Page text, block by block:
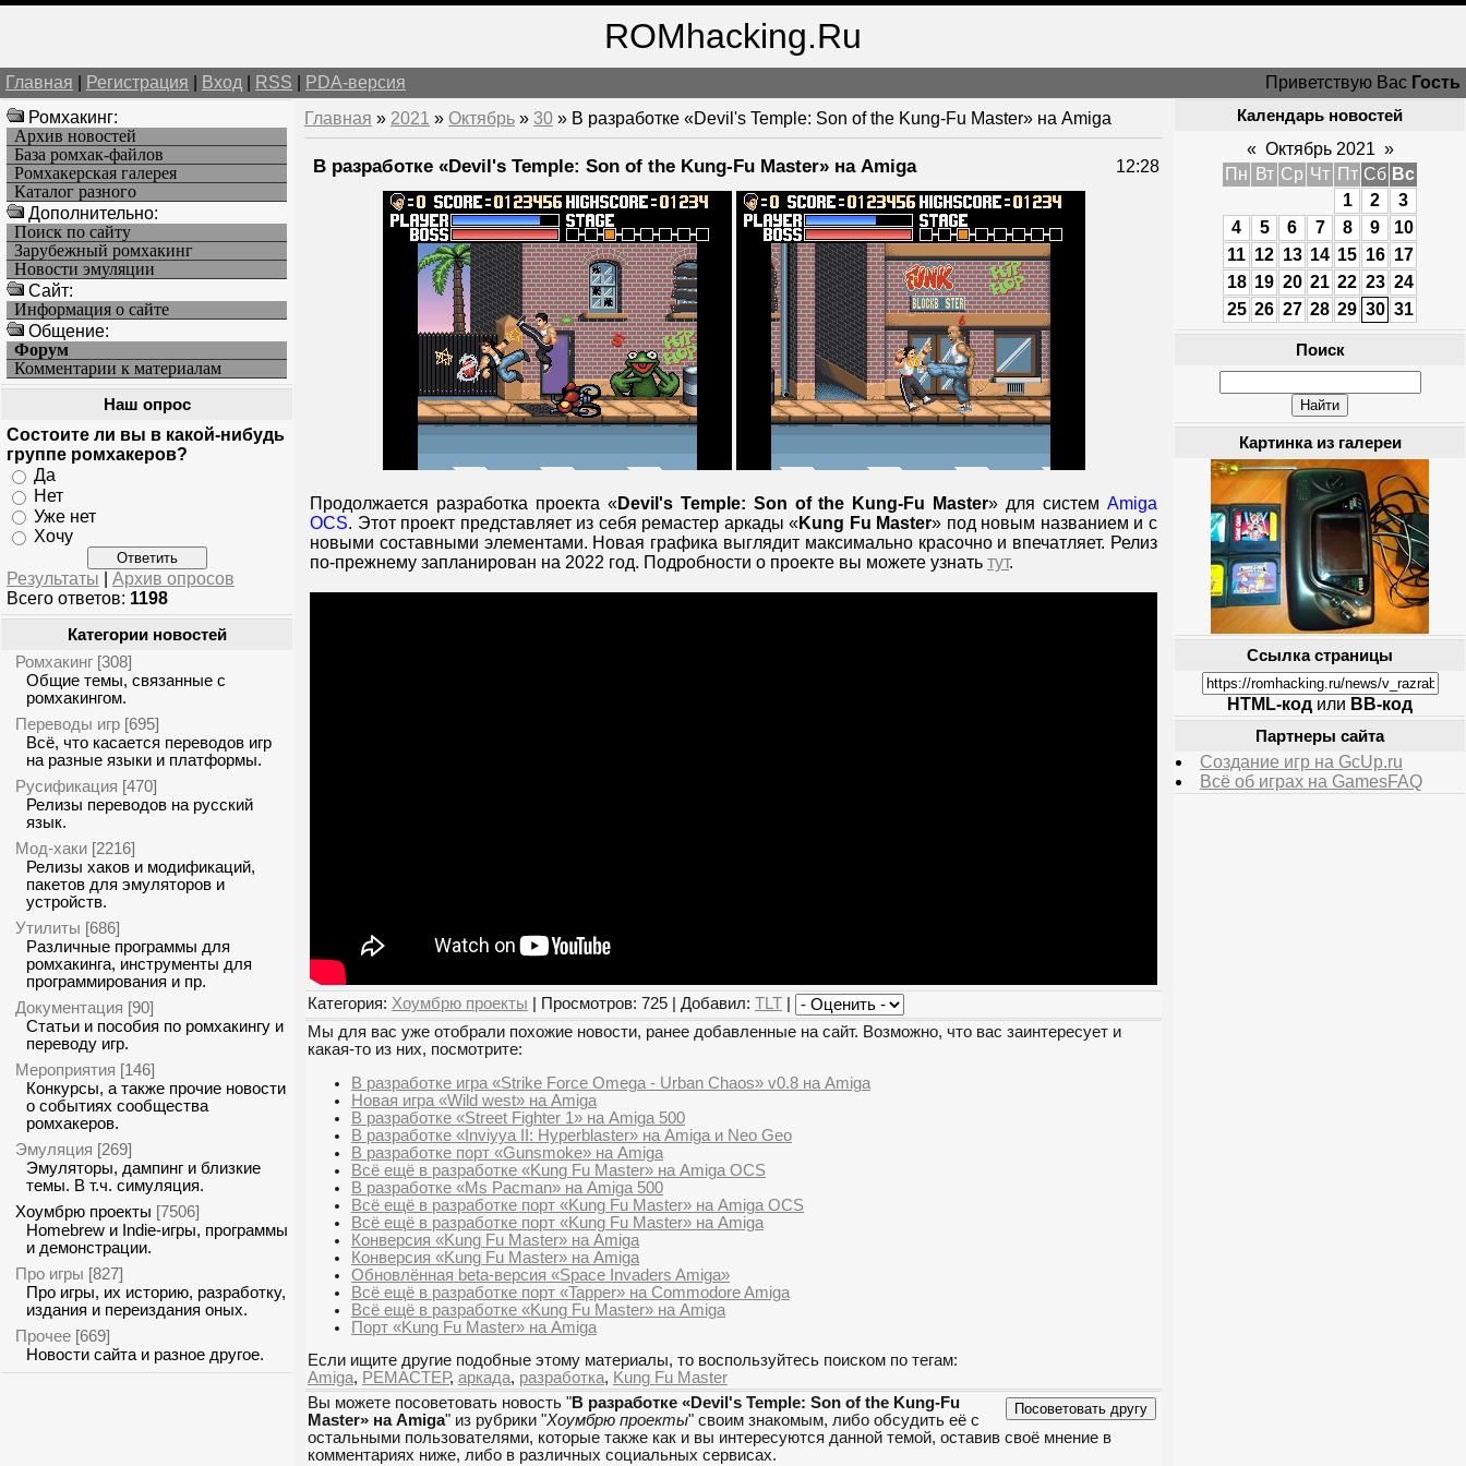
ROMhacking.Ru
Главная Регистрация Вход RSS PDA-версия Приветствую Вас Гость
Ромхакинг:
Архив новостей
База ромхак-файлов
Ромхакерская галерея
Каталог разного
Дополнительно:
Поиск по сайту
Зарубежный ромхакинг
Новости эмуляции
Cайт:
Информация о сайте
Общение:
Форум
Комментарии к материалам
Наш опрос
Состоите ли вы в какой-нибудь
группе ромхакеров?
Да
Нет
Уже нет
Хочу
Результаты
Архив опросов
Всего ответов: 1198
Категории новостей
Ромхакинг [308]
Общие темы, связанные с
ромхакингом.
Переводы игр [695]
Всё, что касается переводов игр
на разные языки и платформы.
Русификация [470]
Релизы переводов на русский
язык.
Мод-хаки [2216]
Релизы хаков и модификаций,
пакетов для эмуляторов и
устройств.
Утилиты [686]
Различные программы для
ромхакинга, инструменты для
программирования и пр.
Документация [90]
Статьи и пособия по ромхакингу и
переводу игр.
Мероприятия [146]
Конкурсы, а также прочие новости
о событиях сообщества
ромхакеров.
Эмуляция [269]
Эмуляторы, дампинг и близкие
темы. В т.ч. симуляция.
Хоумбрю проекты [7506]
Homebrew и Indie-игры, программы
и демонстрации.
Про игры [827]
Про игры, их историю, разработку,
издания и переиздания оных.
Прочее [669]
Новости сайта и разное другое.
Главная » 2021 » Октябрь » 30 » В разработке «Devil's Temple: Son of the Kung-Fu Master» на Amiga
В разработке «Devil's Temple: Son of the Kung-Fu Master» на Amiga 12:28
Продолжается разработка проекта «Devil's Temple: Son of the Kung-Fu Master» для систем Amiga
OCS. Этот проект представляет из себя ремастер аркады «Kung Fu Master» под новым названием и с
новыми составными элементами. Новая графика выглядит максимально красочно и впечатляет. Релиз
по-прежнему запланирован на 2022 год. Подробности о проекте вы можете узнать тут.
Категория: Хоумбрю проекты | Просмотров: 725 | Добавил: TLT
Мы для вас уже отобрали похожие новости, ранее добавленные на сайт. Возможно, что вас заинтересует и
какая-то из них, посмотрите:
В разработке игра «Strike Force Omega - Urban Chaos» v0.8 на Amiga
Новая игра «Wild west» на Amiga
В разработке «Street Fighter 1» на Amiga 500
В разработке «Inviyya II: Hyperblaster» на Amiga и Neo Geo
В разработке порт «Gunsmoke» на Amiga
Всё ещё в разработке «Kung Fu Master» на Amiga OCS
В разработке «Ms Pacman» на Amiga 500
Всё ещё в разработке порт «Kung Fu Master» на Amiga OCS
Всё ещё в разработке порт «Kung Fu Master» на Amiga
Конверсия «Kung Fu Master» на Amiga
Конверсия «Kung Fu Master» на Amiga
Обновлённая beta-версия «Space Invaders Amiga»
Всё ещё в разработке порт «Tapper» на Commodore Amiga
Всё ещё в разработке «Kung Fu Master» на Amiga
Порт «Kung Fu Master» на Amiga
Если ищите другие подобные этому материалы, то воспользуйтесь поиском по тегам:
Amiga, РЕМАСТЕР, аркада, разработка, Kung Fu Master
Вы можете посоветовать новость "В разработке «Devil's Temple: Son of the Kung-Fu
Master» на Amiga" из рубрики "Хоумбрю проекты" своим знакомым, либо обсудить её с
остальными пользователями, которые также как и вы интересуются данной темой, оставив своё мнение в
комментариях ниже, либо в различных социальных сервисах.
Календарь новостей
« Октябрь 2021 »
Пн
Вт Ср Чт Пт Сб Вс
1
2
3
4
5 6 7 8 9
10
11 12 13 14 15 16 17
18 19 20 21 22 23 24
25 26 27 28 29 30 31
Поиск
Картинка из галереи
Ссылка страницы
HTML-код или BB-код
Партнеры сайта
Создание игр на GcUp.ru
Всё об играх на GamesFAQ